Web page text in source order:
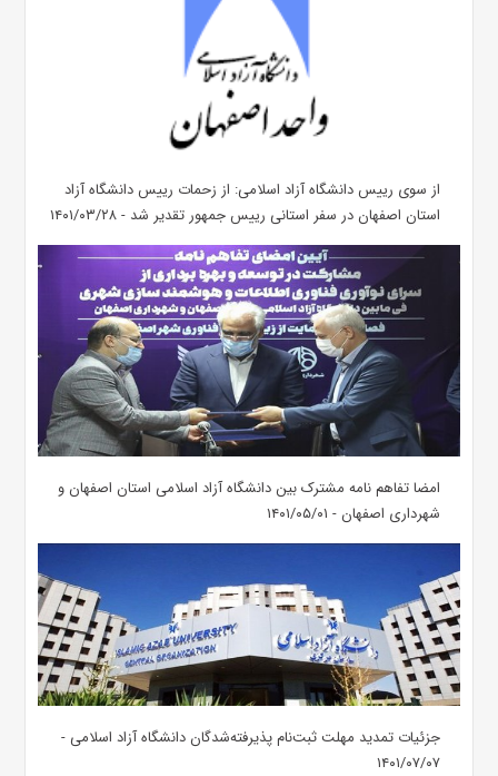
از سوی رییس دانشگاه آزاد اسلامی: از زحمات رییس دانشگاه آزاد
استان اصفهان در سفر استانی رییس جمهور تقدیر شد - ۱۴۰۱/۰۳/۲۸
امضا تفاهم نامه مشترک بین دانشگاه آزاد اسلامی استان اصفهان و
شهرداری اصفهان - ۱۴۰۱/۰۵/۰۱
جزئیات تمدید مهلت ثبت‌نام پذیرفته‌شدگان دانشگاه آزاد اسلامی -
۱۴۰۱/۰۷/۰۷